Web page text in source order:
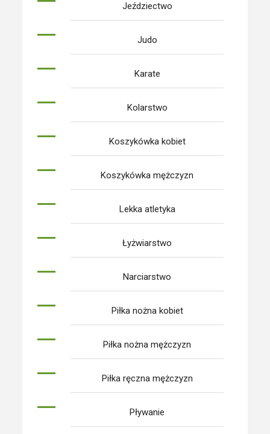
Jeździectwo
Judo
Karate
Kolarstwo
Koszykówka kobiet
Koszykówka mężczyzn
Lekka atletyka
Łyżwiarstwo
Narciarstwo
Piłka nożna kobiet
Piłka nożna mężczyzn
Piłka ręczna mężczyzn
Pływanie